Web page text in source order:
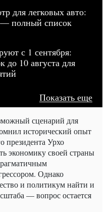
для легковых авто:
полный список
с 1 сентября:
10 августа для
Показать еще
сценарий для
исторический опыт
президента Урхо
экономику своей страны
Однако
и политикум найти и
— вопрос остается